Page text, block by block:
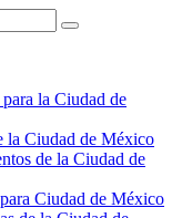
la Ciudad de
la Ciudad de México
de la Ciudad de
Ciudad de México